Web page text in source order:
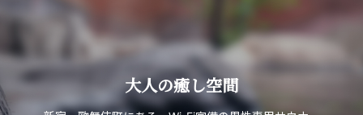
大人の癒し空間